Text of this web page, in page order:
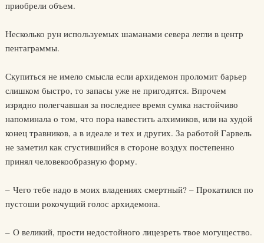
приобрели объем.
Несколько рун используемых шаманами севера легли в центр
пентаграммы.
Скупиться не имело смысла если архидемон проломит барьер
слишком быстро, то запасы уже не пригодятся. Впрочем
изрядно полегчавшая за последнее время сумка настойчиво
напоминала о том, что пора навестить алхимиков, или на худой
конец травников, а в идеале и тех и других. За работой Гарвель
не заметил как сгустившийся в стороне воздух постепенно
принял человекообразную форму.
– Чего тебе надо в моих владениях смертный? – Прокатился по
пустоши рокочущий голос архидемона.
– О великий, прости недостойного лицезреть твое могущество.